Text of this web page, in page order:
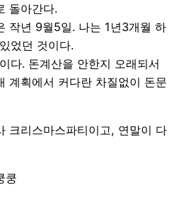
돌아간다.
작년 9월5일. 나는 1년3개월 하
었던 것이다.
다. 돈계산을 안한지 오래되서
계획에서 커다란 차질없이 돈문
크리스마스파티이고, 연말이 다
쿵